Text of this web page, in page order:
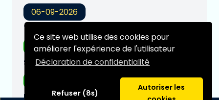
Ce site web utilise des cookies pour
améliorer l'expérience de l'utilisateur
Déclaration de confidentialité
Refuser (8s)
Autoriser les
06-09-2026
Type:
Figurines d'anime
Série:
Sonic - The Hedgehog
Marques: